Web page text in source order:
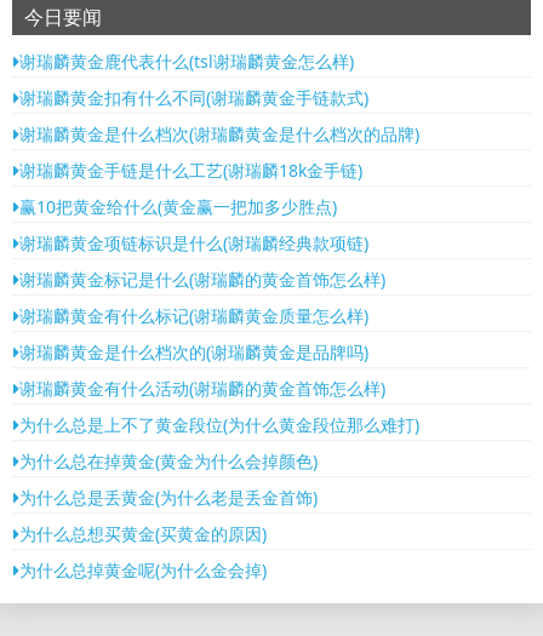
今日要闻
谢瑞麟黄金鹿代表什么(tsl谢瑞麟黄金怎么样)
谢瑞麟黄金扣有什么不同(谢瑞麟黄金手链款式)
谢瑞麟黄金是什么档次(谢瑞麟黄金是什么档次的品牌)
谢瑞麟黄金手链是什么工艺(谢瑞麟18k金手链)
赢10把黄金给什么(黄金赢一把加多少胜点)
谢瑞麟黄金项链标识是什么(谢瑞麟经典款项链)
谢瑞麟黄金标记是什么(谢瑞麟的黄金首饰怎么样)
谢瑞麟黄金有什么标记(谢瑞麟黄金质量怎么样)
谢瑞麟黄金是什么档次的(谢瑞麟黄金是品牌吗)
谢瑞麟黄金有什么活动(谢瑞麟的黄金首饰怎么样)
为什么总是上不了黄金段位(为什么黄金段位那么难打)
为什么总在掉黄金(黄金为什么会掉颜色)
为什么总是丢黄金(为什么老是丢金首饰)
为什么总想买黄金(买黄金的原因)
为什么总掉黄金呢(为什么金会掉)